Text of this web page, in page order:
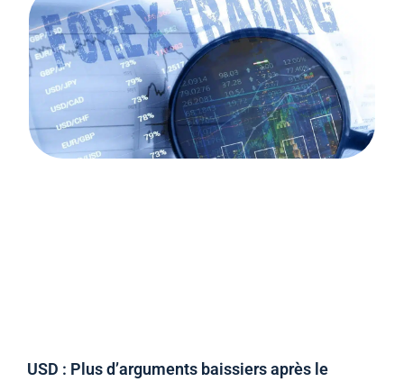
USD : Plus d’arguments baissiers après le